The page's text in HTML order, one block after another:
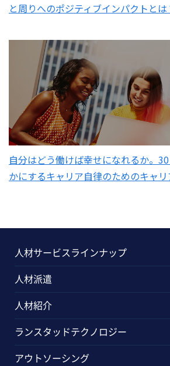
と周りへのポジティブインパクトとは
自分はどう働けば幸せになれるか。
かにするキャリア自律のためのキャ
人材サービスラインナップ
人材派遣
人材紹介
ランスタッドテクノロジー
アウトソーシング